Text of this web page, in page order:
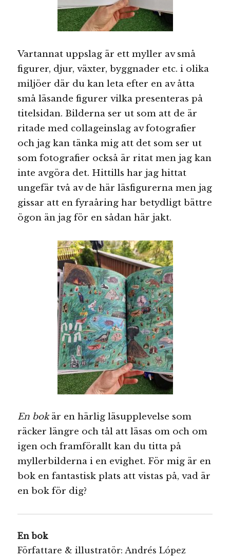
Vartannat uppslag är ett myller av små
figurer, djur, växter, byggnader etc. i olika
miljöer där du kan leta efter en av åtta
små läsande figurer vilka presenteras på
titelsidan. Bilderna ser ut som att de är
ritade med collageinslag av fotografier
och jag kan tänka mig att det som ser ut
som fotografier också är ritat men jag kan
inte avgöra det. Hittills har jag hittat
ungefär två av de här läsfigurerna men jag
gissar att en fyraåring har betydligt bättre
ögon än jag för en sådan här jakt.
En bokär en härlig läsupplevelse som
räcker längre och tål att läsas om och om
igen och framförallt kan du titta på
myllerbilderna i en evighet. För mig är en
bok en fantastisk plats att vistas på, vad är
en bok för dig?
En bok
Författare & illustratör: Andrés López